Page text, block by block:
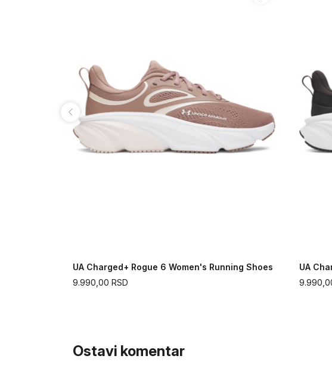
UA Charged+ Rogue 6 Women's Running Shoes
9.990,00 RSD
UA
Ostavi komentar